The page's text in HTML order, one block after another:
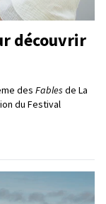
découvrir
des Fables de La
du Festival